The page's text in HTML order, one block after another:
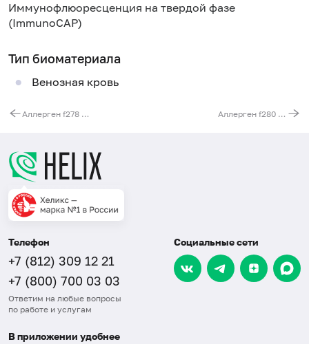
Иммунофлюоресценция на твердой фазе
(ImmunoCAP)
Тип биоматериала
Венозная кровь
Аллерген f278 - лавровый лист, IgE (ImmunoCAP) Аллерген f280 - чёрный перец, IgE (ImmunoCAP)
Телефон
+7 (812) 309 12 21
+7 (800) 700 03 03
Ответим на любые вопросы
по работе и услугам
Социальные сети
В приложении удобнее